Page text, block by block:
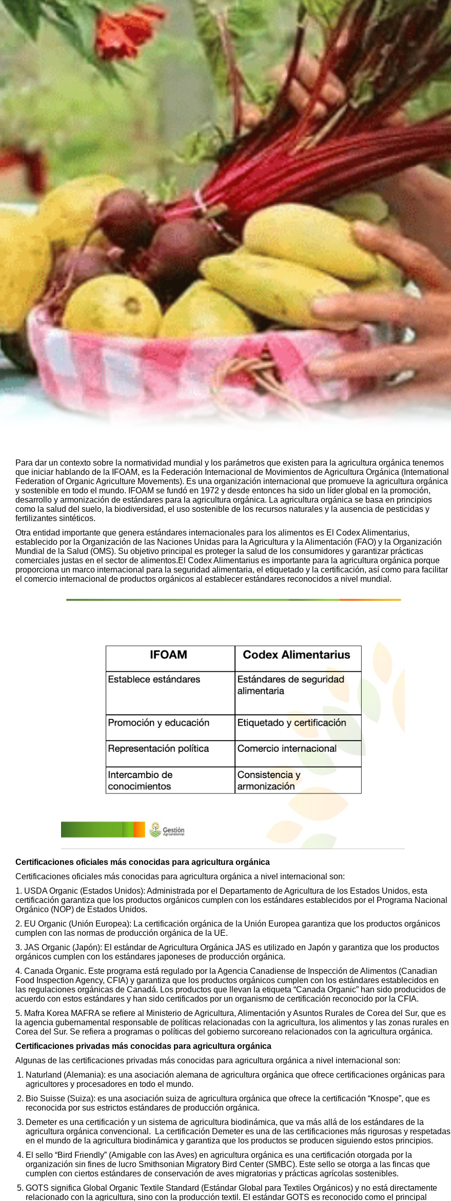
Para dar un contexto sobre la normatividad mundial y los parámetros que existen para la agricultura orgánica tenemos
que iniciar hablando de la IFOAM, es la Federación Internacional de Movimientos de Agricultura Orgánica (International
Federation of Organic Agriculture Movements). Es una organización internacional que promueve la agricultura orgánica
y sostenible en todo el mundo. IFOAM se fundó en 1972 y desde entonces ha sido un líder global en la promoción,
desarrollo y armonización de estándares para la agricultura orgánica. La agricultura orgánica se basa en principios
como la salud del suelo, la biodiversidad, el uso sostenible de los recursos naturales y la ausencia de pesticidas y
fertilizantes sintéticos.
Otra entidad importante que genera estándares internacionales para los alimentos es El Codex Alimentarius,
establecido por la Organización de las Naciones Unidas para la Agricultura y la Alimentación (FAO) y la Organización
Mundial de la Salud (OMS). Su objetivo principal es proteger la salud de los consumidores y garantizar prácticas
comerciales justas en el sector de alimentos.El Codex Alimentarius es importante para la agricultura orgánica porque
proporciona un marco internacional para la seguridad alimentaria, el etiquetado y la certificación, así como para facilitar
el comercio internacional de productos orgánicos al establecer estándares reconocidos a nivel mundial.
Certificaciones oficiales más conocidas para agricultura orgánica
Certificaciones oficiales más conocidas para agricultura orgánica a nivel internacional son:
1. USDA Organic (Estados Unidos): Administrada por el Departamento de Agricultura de los Estados Unidos, esta
certificación garantiza que los productos orgánicos cumplen con los estándares establecidos por el Programa Nacional
Orgánico (NOP) de Estados Unidos.
2. EU Organic (Unión Europea): La certificación orgánica de la Unión Europea garantiza que los productos orgánicos
cumplen con las normas de producción orgánica de la UE.
3. JAS Organic (Japón): El estándar de Agricultura Orgánica JAS es utilizado en Japón y garantiza que los productos
orgánicos cumplen con los estándares japoneses de producción orgánica.
4. Canada Organic. Este programa está regulado por la Agencia Canadiense de Inspección de Alimentos (Canadian
Food Inspection Agency, CFIA) y garantiza que los productos orgánicos cumplen con los estándares establecidos en
las regulaciones orgánicas de Canadá. Los productos que llevan la etiqueta “Canada Organic” han sido producidos de
acuerdo con estos estándares y han sido certificados por un organismo de certificación reconocido por la CFIA.
5. Mafra Korea MAFRA se refiere al Ministerio de Agricultura, Alimentación y Asuntos Rurales de Corea del Sur, que es
la agencia gubernamental responsable de políticas relacionadas con la agricultura, los alimentos y las zonas rurales en
Corea del Sur. Se refiera a programas o políticas del gobierno surcoreano relacionados con la agricultura orgánica.
Certificaciones privadas más conocidas para agricultura orgánica
Algunas de las certificaciones privadas más conocidas para agricultura orgánica a nivel internacional son:
Naturland (Alemania): es una asociación alemana de agricultura orgánica que ofrece certificaciones orgánicas para
agricultores y procesadores en todo el mundo.
Bio Suisse (Suiza): es una asociación suiza de agricultura orgánica que ofrece la certificación “Knospe”, que es
reconocida por sus estrictos estándares de producción orgánica.
Demeter es una certificación y un sistema de agricultura biodinámica, que va más allá de los estándares de la
agricultura orgánica convencional. La certificación Demeter es una de las certificaciones más rigurosas y respetadas
en el mundo de la agricultura biodinámica y garantiza que los productos se producen siguiendo estos principios.
El sello “Bird Friendly” (Amigable con las Aves) en agricultura orgánica es una certificación otorgada por la
organización sin fines de lucro Smithsonian Migratory Bird Center (SMBC). Este sello se otorga a las fincas que
cumplen con ciertos estándares de conservación de aves migratorias y prácticas agrícolas sostenibles.
GOTS significa Global Organic Textile Standard (Estándar Global para Textiles Orgánicos) y no está directamente
relacionado con la agricultura, sino con la producción textil. El estándar GOTS es reconocido como el principal